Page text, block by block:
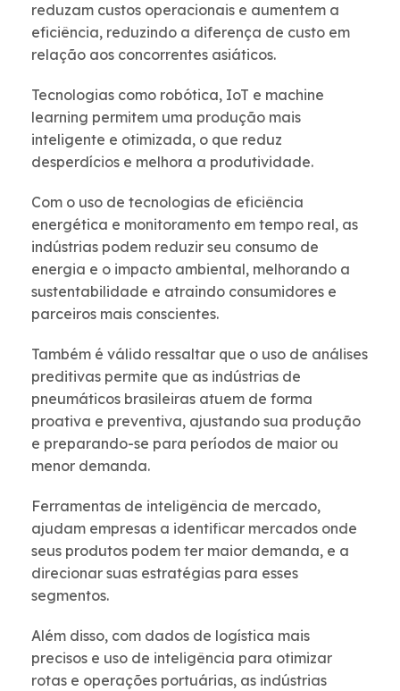
reduzam custos operacionais e aumentem a
eficiência, reduzindo a diferença de custo em
relação aos concorrentes asiáticos.
Tecnologias como robótica, IoT e machine
learning permitem uma produção mais
inteligente e otimizada, o que reduz
desperdícios e melhora a produtividade.
Com o uso de tecnologias de eficiência
energética e monitoramento em tempo real, as
indústrias podem reduzir seu consumo de
energia e o impacto ambiental, melhorando a
sustentabilidade e atraindo consumidores e
parceiros mais conscientes.
Também é válido ressaltar que o uso de análises
preditivas permite que as indústrias de
pneumáticos brasileiras atuem de forma
proativa e preventiva, ajustando sua produção
e preparando-se para períodos de maior ou
menor demanda.
Ferramentas de inteligência de mercado,
ajudam empresas a identificar mercados onde
seus produtos podem ter maior demanda, e a
direcionar suas estratégias para esses
segmentos.
Além disso, com dados de logística mais
precisos e uso de inteligência para otimizar
rotas e operações portuárias, as indústrias